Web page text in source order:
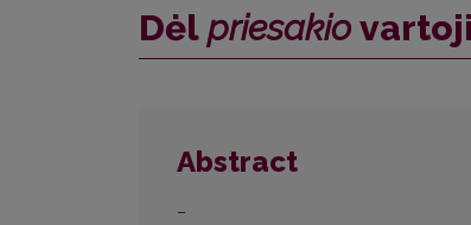
Dėl priesakio
Abstract
–